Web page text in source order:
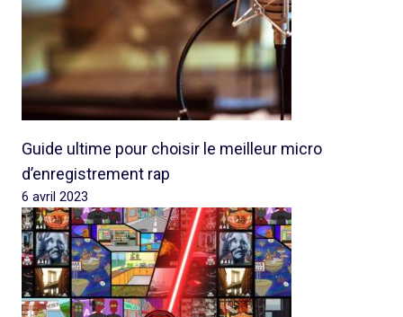
Guide ultime pour choisir le meilleur micro
d’enregistrement rap
6 avril 2023